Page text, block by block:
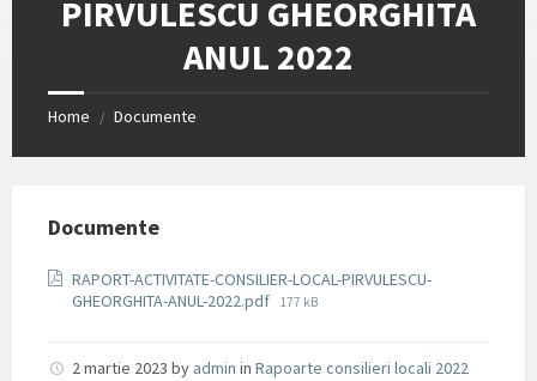
PIRVULESCU GHEORGHITA
ANUL 2022
Home / Documente
Documente
RAPORT-ACTIVITATE-CONSILIER-LOCAL-PIRVULESCU-
GHEORGHITA-ANUL-2022.pdf File
177 kB
2 martie 2023 by admin in Rapoarte consilieri locali 2022